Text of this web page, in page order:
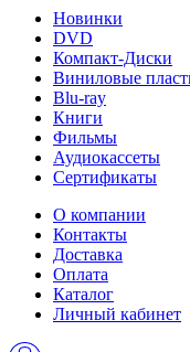
Новинки
DVD
Компакт-Диски
Виниловые
Blu-ray
Книги
Фильмы
Аудиокассеты
Сертификаты
О компании
Контакты
Доставка
Оплата
Каталог
Личный кабинет